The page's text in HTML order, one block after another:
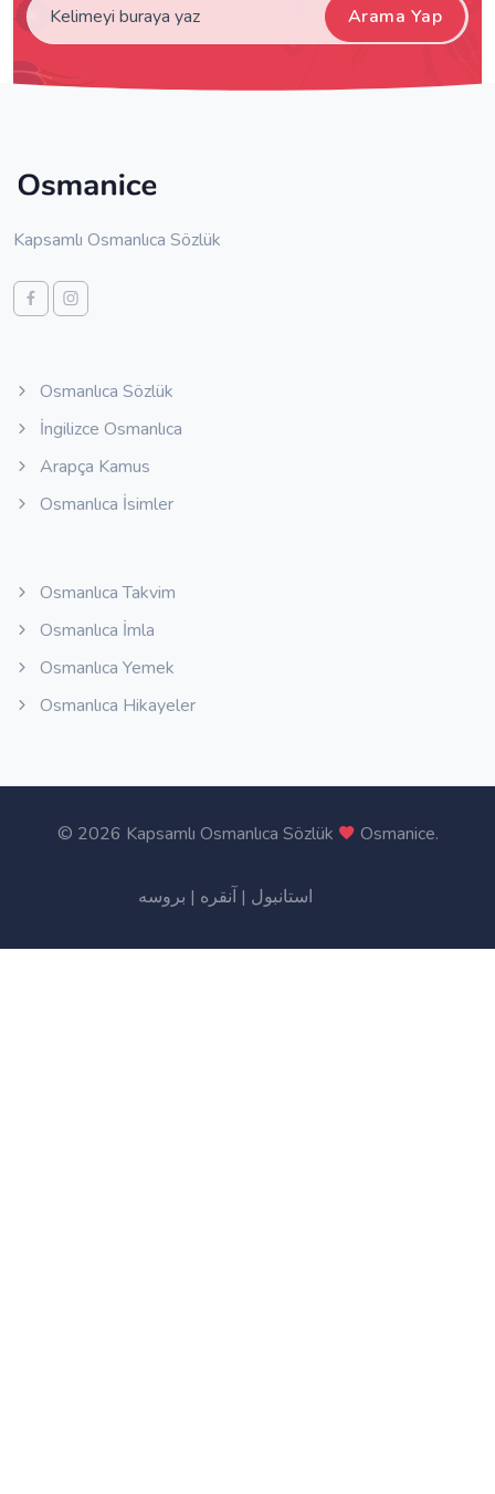
Arama Yap
Kapsamlı Osmanlıca Sözlük
Osmanlıca Sözlük
İngilizce Osmanlıca
Arapça Kamus
Osmanlıca İsimler
Osmanlıca Takvim
Osmanlıca İmla
Osmanlıca Yemek
Osmanlıca Hikayeler
© 2026 Kapsamlı Osmanlıca Sözlük Osmanice.
استانبول | آنقره | بروسه